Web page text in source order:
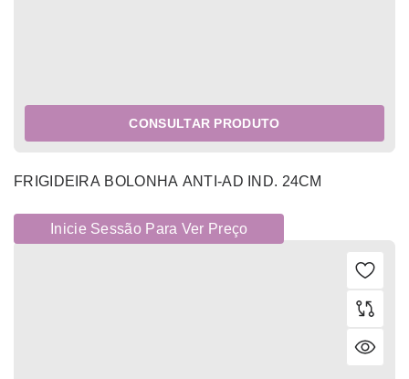
CONSULTAR PRODUTO
FRIGIDEIRA BOLONHA ANTI-AD IND. 24CM
Inicie Sessão Para Ver Preço